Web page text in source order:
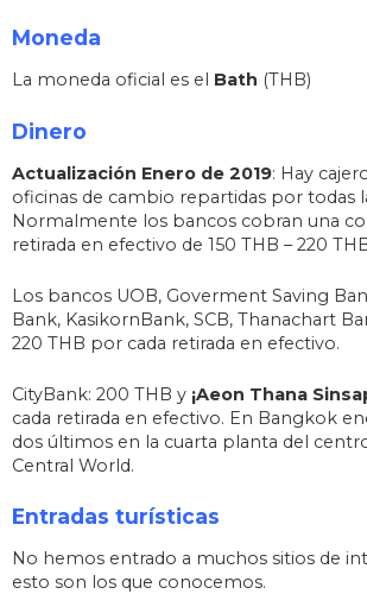
Moneda
La moneda oficial es el Bath (THB)
Dinero
Actualización Enero de 2019: Hay
oficinas de cambio repartidas por todas
Normalmente los bancos cobran una
retirada en efectivo de 150 THB – 220
Los bancos UOB, Goverment Saving
Bank, KasikornBank, SCB, Thanachart
220 THB por cada retirada en efectivo.
CityBank: 200 THB y ¡Aeon Thana
cada retirada en efectivo. En Bangkok
dos últimos en la cuarta planta del
Central World.
Entradas turísticas
No hemos entrado a muchos sitios de
esto son los que conocemos.